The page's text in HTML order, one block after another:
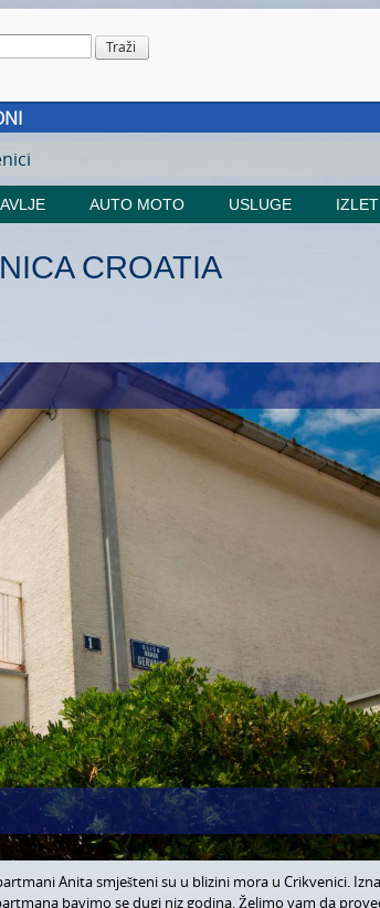
AUTO MOTO USLUGE
CROATIA
Anita smješteni su u blizini mora u Crikvenici.
bavimo se dugi niz godina. Želimo vam da